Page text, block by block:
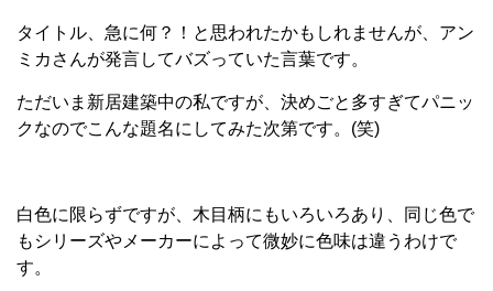
タイトル、急に何？！と思われたかもしれませんが、アン
ミカさんが発言してバズっていた言葉です。
ただいま新居建築中の私ですが、決めごと多すぎてパニッ
クなのでこんな題名にしてみた次第です。(笑)
白色に限らずですが、木目柄にもいろいろあり、同じ色で
もシリーズやメーカーによって微妙に色味は違うわけで
す。